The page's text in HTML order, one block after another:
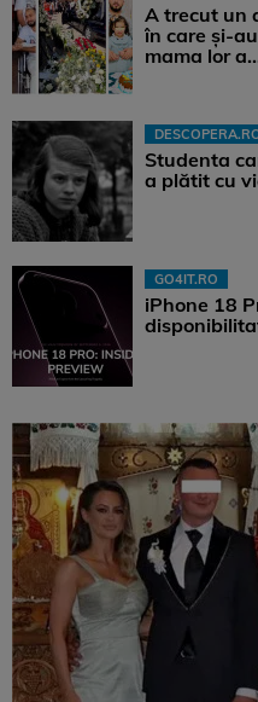
A trecut un
în care și-
mama lor
Studenta
a plătit cu
GO4IT.RO
iPhone 18